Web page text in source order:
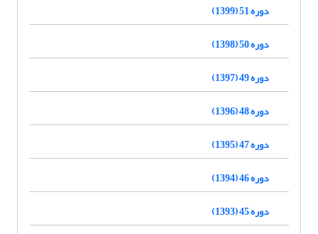
دوره 51 (1399)
دوره 50 (1398)
دوره 49 (1397)
دوره 48 (1396)
دوره 47 (1395)
دوره 46 (1394)
دوره 45 (1393)